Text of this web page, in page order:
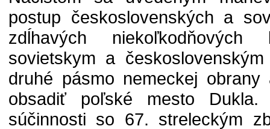
postup československých a
zdĺhavých
sovietskym a
druhé pásmo nemeckej
obsadiť poľské mesto
súčinnosti so 67. streleckým